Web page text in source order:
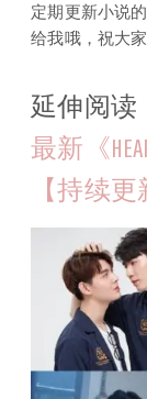
定期更新小说
给我哦，祝大
延伸阅读
最新《
【持续更